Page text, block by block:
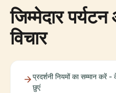
जिम्मेदार
विचार
प्रदर्शनी नियमों का सम्मान करें
छुएं